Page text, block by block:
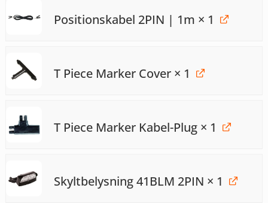
Positionskabel 2PIN | 1m × 1
T Piece Marker Cover× 1
T Piece Marker Kabel-Plug× 1
Skyltbelysning 41BLM 2PIN × 1